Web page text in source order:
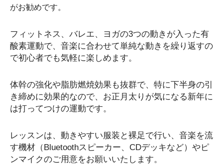
がお勧めです。
フィットネス、バレエ、ヨガの3つの動きが入った有
酸素運動で、音楽に合わせて単純な動きを繰り返すの
で初心者でも気軽に楽しめます。
体幹の強化や脂肪燃焼効果も抜群で、特に下半身の引
き締めに効果的なので、お正月太りが気になる新年に
は打ってつけの運動です。
レッスンは、動きやすい服装と裸足で行い、音楽を流
す機材（Bluetoothスピーカー、CDデッキなど）やピ
ンマイクのご用意をお願いいたします。